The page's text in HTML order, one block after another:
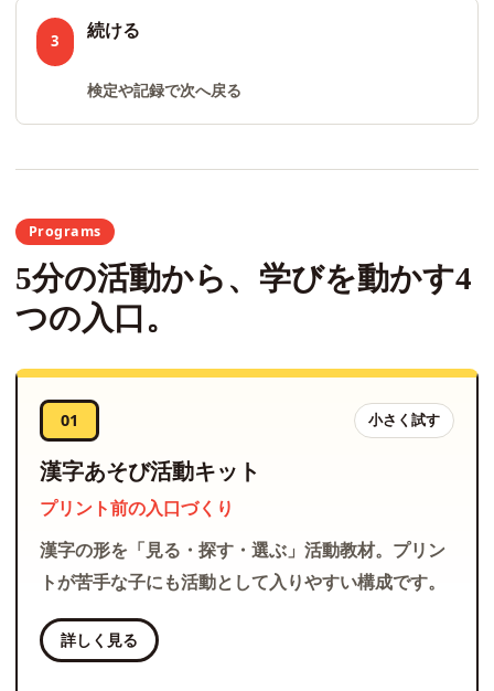
3 続ける
検定や記録で次へ戻る
Programs
5分の活動から、学びを動かす4
つの入口。
01 小さく試す
漢字あそび活動キット
プリント前の入口づくり
漢字の形を「見る・探す・選ぶ」活動教材。プリン
トが苦手な子にも活動として入りやすい構成です。
詳しく見る